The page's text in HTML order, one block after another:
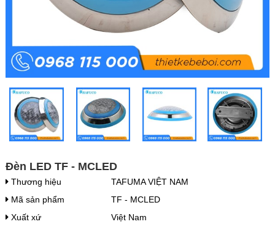
Đèn LED TF - MCLED
Thương hiệu
TAFUMA VIỆT NAM
Mã sản phẩm
TF - MCLED
Xuất xứ
Việt Nam